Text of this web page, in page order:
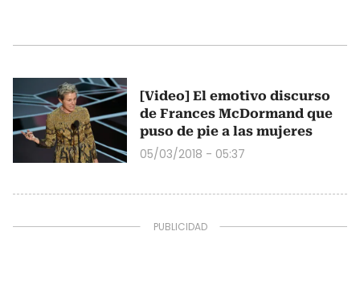
[Video] El emotivo discurso
de Frances McDormand que
puso de pie a las mujeres
05/03/2018 - 05:37